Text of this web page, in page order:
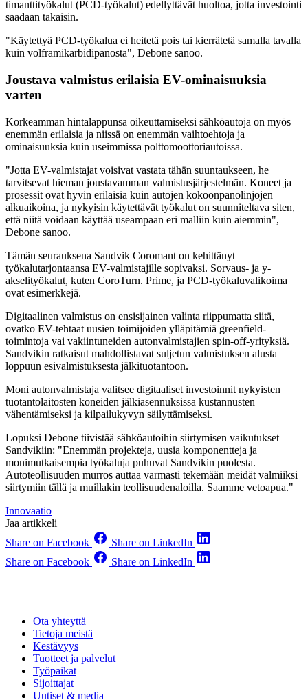
timanttityökalut (PCD-työkalut) edellyttävät huoltoa, jotta investointi
saadaan takaisin.
"Käytettyä PCD-työkalua ei heitetä pois tai kierrätetä samalla tavalla
kuin volframikarbidipanosta", Debone sanoo.
Joustava valmistus erilaisia EV-ominaisuuksia
varten
Korkeamman hintalappunsa oikeuttamiseksi sähköautoja on myös
enemmän erilaisia ja niissä on enemmän vaihtoehtoja ja
ominaisuuksia kuin useimmissa polttomoottoriautoissa.
"Jotta EV-valmistajat voisivat vastata tähän suuntaukseen, he
tarvitsevat hieman joustavamman valmistusjärjestelmän. Koneet ja
prosessit ovat hyvin erilaisia kuin autojen kokoonpanolinjojen
alkuaikoina, ja nykyisin käytettävät työkalut on suunniteltava siten,
että niitä voidaan käyttää useampaan eri malliin kuin aiemmin",
Debone sanoo.
Tämän seurauksena Sandvik Coromant on kehittänyt
työkalutarjontaansa EV-valmistajille sopivaksi. Sorvaus- ja y-
akselityökalut, kuten CoroTurn. Prime, ja PCD-työkaluvalikoima
ovat esimerkkejä.
Digitaalinen valmistus on ensisijainen valinta riippumatta siitä,
ovatko EV-tehtaat uusien toimijoiden ylläpitämiä greenfield-
toimintoja vai vakiintuneiden autonvalmistajien spin-off-yrityksiä.
Sandvikin ratkaisut mahdollistavat suljetun valmistuksen alusta
loppuun esivalmistuksesta jälkituotantoon.
Moni autonvalmistaja valitsee digitaaliset investoinnit nykyisten
tuotantolaitosten koneiden jälkiasennuksissa kustannusten
vähentämiseksi ja kilpailukyvyn säilyttämiseksi.
Lopuksi Debone tiivistää sähköautoihin siirtymisen vaikutukset
Sandvikiin: "Enemmän projekteja, uusia komponentteja ja
monimutkaisempia työkaluja puhuvat Sandvikin puolesta.
Autoteollisuuden murros auttaa varmasti tekemään meidät valmiiksi
siirtymiin tällä ja muillakin teollisuudenaloilla. Saamme vetoapua."
Innovaatio
Jaa artikkeli
Share on Facebook
Share on LinkedIn
Share on Facebook
Share on LinkedIn
Ota yhteyttä
Tietoja meistä
Kestävyys
Tuotteet ja palvelut
Työpaikat
Sijoittajat
Uutiset & media